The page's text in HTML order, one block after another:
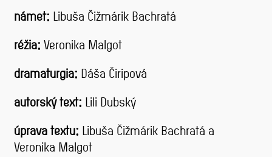
námet: Libuša Čižmárik Bachratá
réžia: Veronika Malgot
dramaturgia: Dáša Čiripová
autorský text: Lili Dubský
úprava textu:
Libuša Čižmárik Bachratá a
Veronika Malgot